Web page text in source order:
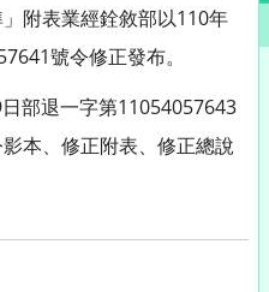
附表業經銓敘部以110年
號令修正發布。
部退一字第11054057643
本、修正附表、修正總說